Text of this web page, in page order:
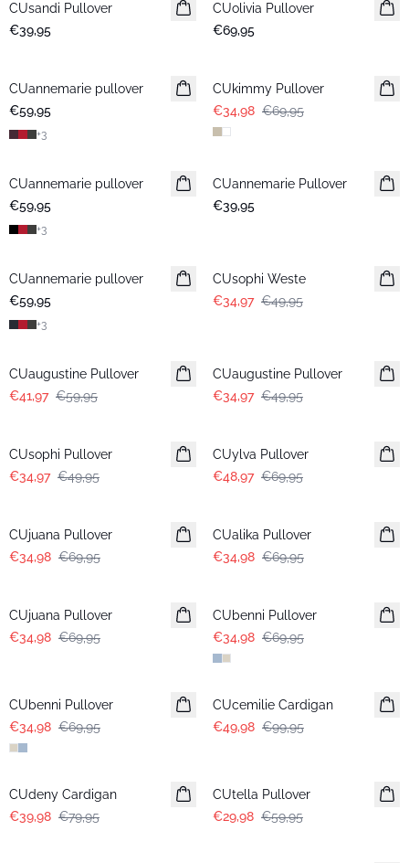
Neuheiten
CUsandi Pullover
€39,95
Neuheiten
CUolivia Pullover
€69,95
CUannemarie pullover
€59,95
+3
CUkimmy Pullover
€34,98 €69,95
CUannemarie pullover
€59,95
+3
CUannemarie Pullover
€39,95
CUannemarie pullover
€59,95
+3
CUsophi Weste
€34,97 €49,95
CUaugustine Pullover
€41,97 €59,95
CUaugustine Pullover
€34,97 €49,95
CUsophi Pullover
€34,97 €49,95
CUylva Pullover
€48,97 €69,95
CUjuana Pullover
€34,98 €69,95
CUalika Pullover
€34,98 €69,95
CUjuana Pullover
€34,98 €69,95
CUbenni Pullover
€34,98 €69,95
CUbenni Pullover
€34,98 €69,95
-50%
CUcemilie Cardigan
€49,98 €99,95
-50%
CUdeny Cardigan
€39,98 €79,95
CUtella Pullover
€29,98 €59,95